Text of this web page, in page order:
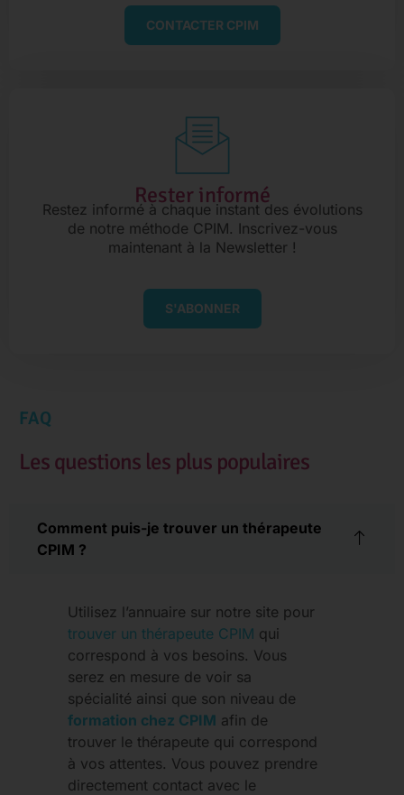
CONTACTER CPIM
Rester informé
Restez informé à chaque instant des évolutions
de notre méthode CPIM. Inscrivez-vous
maintenant à la Newsletter !
S'ABONNER
FAQ
Les questions les plus populaires
Comment puis-je trouver un thérapeute
CPIM ?
Utilisez l’annuaire sur notre site pour
trouver un thérapeute CPIM qui
correspond à vos besoins. Vous
serez en mesure de voir sa
spécialité ainsi que son niveau de
formation chez CPIM afin de
trouver le thérapeute qui correspond
à vos attentes. Vous pouvez prendre
directement contact avec le